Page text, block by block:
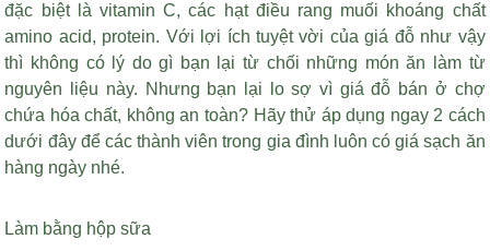
đặc biệt là vitamin C, các hạt điều rang muối khoáng chất
amino acid, protein. Với lợi ích tuyệt vời của giá đỗ như vậy
thì không có lý do gì bạn lại từ chối những món ăn làm từ
nguyên liệu này. Nhưng bạn lại lo sợ vì giá đỗ bán ở chợ
chứa hóa chất, không an toàn? Hãy thử áp dụng ngay 2 cách
dưới đây để các thành viên trong gia đình luôn có giá sạch ăn
hàng ngày nhé.
Làm bằng hộp sữa